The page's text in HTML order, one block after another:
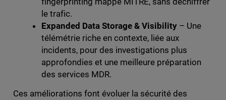
le trafic.
Expanded Data Storage & Visibility – Une
télémétrie riche en contexte, liée aux
incidents, pour des investigations plus
approfondies et une meilleure préparation
des services MDR.
Ces améliorations font évoluer la sécurité des